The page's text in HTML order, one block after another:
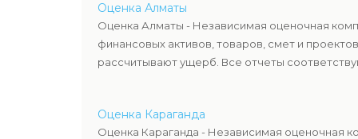
Оценка Алматы
Оценка Алматы - Независимая оценочная
финансовых активов, товаров, смет и
рассчитывают ущерб. Все отчеты
Оценка Караганда
Оценка Караганда - Независимая оценочная